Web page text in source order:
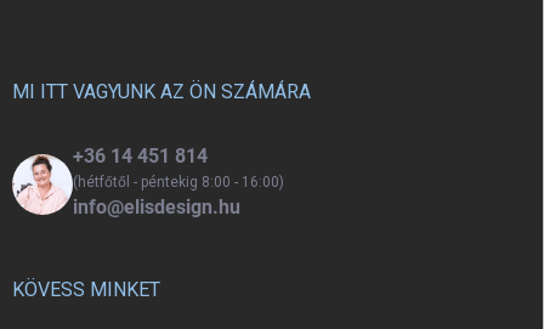
MI ITT VAGYUNK AZ ÖN SZÁMÁRA
+36 14 451 814
(hétfőtől - péntekig 8:00 - 16:00)
info@elisdesign.hu
KÖVESS MINKET